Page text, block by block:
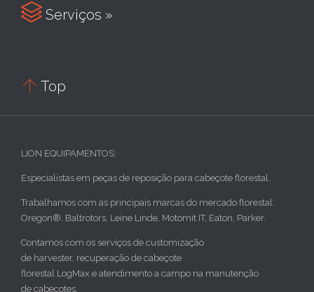
 Serviços »
 Top
LION EQUIPAMENTOS:
Especialistas em peças de reposição para cabeçote florestal.
Trabalhamos com as principais marcas do mercado florestal:
Oregon®, Baltrotors, Leine Linde, Motomit IT, Eaton, Parker.
Contamos com os serviços de customização
de harvester, recuperação de cabeçote
florestal LogMax e atendimento a campo na manutenção
de cabeçotes.